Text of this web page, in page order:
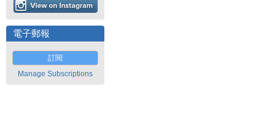
電子郵報
訂閱
Manage Subscriptions